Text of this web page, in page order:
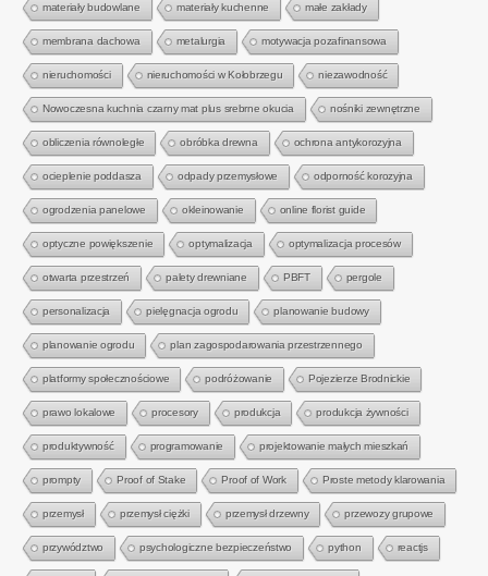
materiały budowlane materiały kuchenne małe zakłady
membrana dachowa metalurgia motywacja pozafinansowa
nieruchomości nieruchomości w Kołobrzegu niezawodność
Nowoczesna kuchnia czarny mat plus srebrne okucia nośniki zewnętrzne
obliczenia równoległe obróbka drewna ochrona antykorozyjna
ocieplenie poddasza odpady przemysłowe odporność korozyjna
ogrodzenia panelowe okleinowanie online florist guide
optyczne powiększenie optymalizacja optymalizacja procesów
otwarta przestrzeń palety drewniane PBFT pergole
personalizacja pielęgnacja ogrodu planowanie budowy
planowanie ogrodu plan zagospodarowania przestrzennego
platformy społecznościowe podróżowanie Pojezierze Brodnickie
prawo lokalowe procesory produkcja produkcja żywności
produktywność programowanie projektowanie małych mieszkań
prompty Proof of Stake Proof of Work Proste metody klarowania
przemysł przemysł ciężki przemysł drzewny przewozy grupowe
przywództwo psychologiczne bezpieczeństwo python reactjs